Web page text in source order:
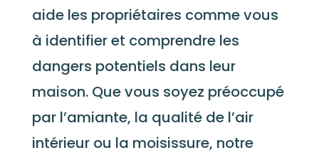
aide les propriétaires comme vous
à identifier et comprendre les
dangers potentiels dans leur
maison. Que vous soyez préoccupé
par l’amiante, la qualité de l’air
intérieur ou la moisissure, notre